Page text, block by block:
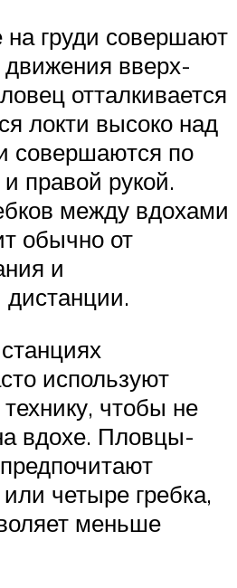
на груди совершают
вверх-
отталкивается
локти высоко над
совершаются по
правой рукой.
между вдохами
обычно от
и
дистанции.
используют
чтобы не
вдохе. Пловцы-
четыре гребка,
меньше